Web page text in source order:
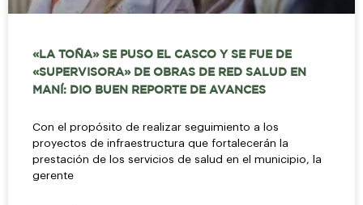
«LA TOÑA» SE PUSO EL CASCO Y SE FUE DE
«SUPERVISORA» DE OBRAS DE RED SALUD EN
MANÍ: DIO BUEN REPORTE DE AVANCES
Con el propósito de realizar seguimiento a los
proyectos de infraestructura que fortalecerán la
prestación de los servicios de salud en el municipio, la
gerente